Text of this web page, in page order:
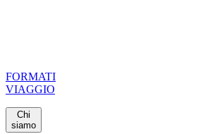
FORMATI
VIAGGIO
Chi
siamo